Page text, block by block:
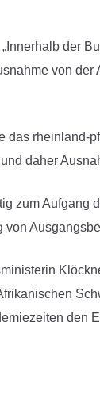
„Innerhalb der
von
das rheinland-
daher
zum Aufgang
von
den